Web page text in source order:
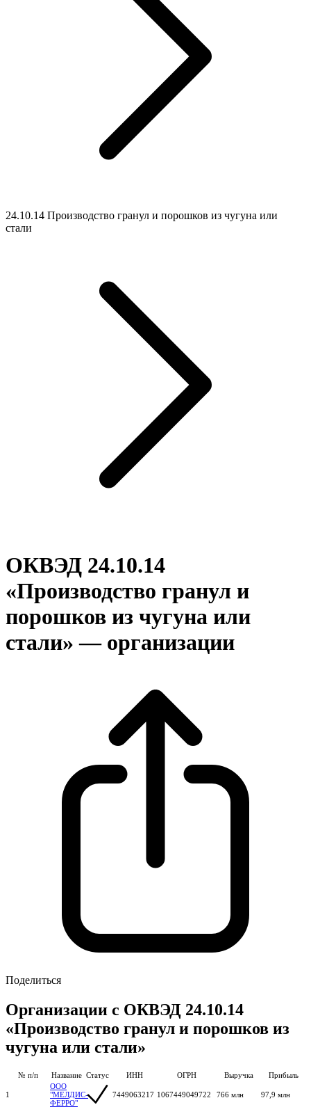
24.10.14 Производство гранул и порошков из чугуна или
стали
ОКВЭД 24.10.14
«Производство гранул и
порошков из чугуна или
стали» — организации
Поделиться
Организации с ОКВЭД 24.10.14
«Производство гранул и порошков из
чугуна или стали»
№ п/п Название Статус ИНН ОГРН Выручка Прибыль
1
ООО
"МЕЛДИС-
ФЕРРО"
7449063217 1067449049722 766 млн 97,9 млн